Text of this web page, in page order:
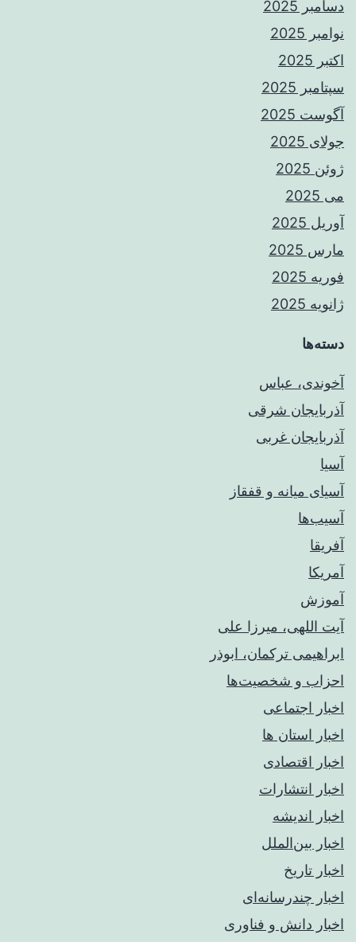
دسامبر 2025
نوامبر 2025
اکتبر 2025
سپتامبر 2025
آگوست 2025
جولای 2025
ژوئن 2025
می 2025
آوریل 2025
مارس 2025
فوریه 2025
ژانویه 2025
دسته‌ها
آخوندی، عباس
آذربایجان شرقی
آذربایجان غربی
آسیا
آسیای میانه و قفقاز
آسیب‌ها
آفریقا
آمریکا
آموزش
آیت اللهی، میرزا علی
ابراهیمی ترکمان، ابوذر
احزاب و شخصیت‌ها
اخبار اجتماعی
اخبار استان ها
اخبار اقتصادی
اخبار انتشارات
اخبار اندیشه
اخبار بین‌الملل
اخبار تاریخ
اخبار چندرسانه‌ای
اخبار دانش و فناوری